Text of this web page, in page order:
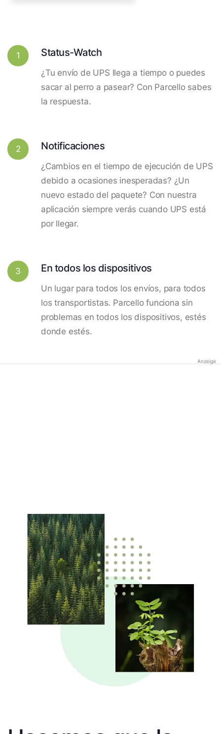
1 Status-Watch
¿Tu envío de UPS llega a tiempo o puedes
sacar al perro a pasear? Con Parcello sabes
la respuesta.
2 Notificaciones
¿Cambios en el tiempo de ejecución de UPS
debido a ocasiones inesperadas? ¿Un
nuevo estado del paquete? Con nuestra
aplicación siempre verás cuando UPS está
por llegar.
3 En todos los dispositivos
Un lugar para todos los envíos, para todos
los transportistas. Parcello funciona sin
problemas en todos los dispositivos, estés
donde estés.
Anzeige